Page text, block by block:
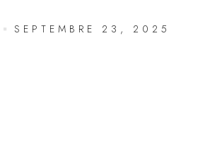
SEPTEMBRE 23, 2025